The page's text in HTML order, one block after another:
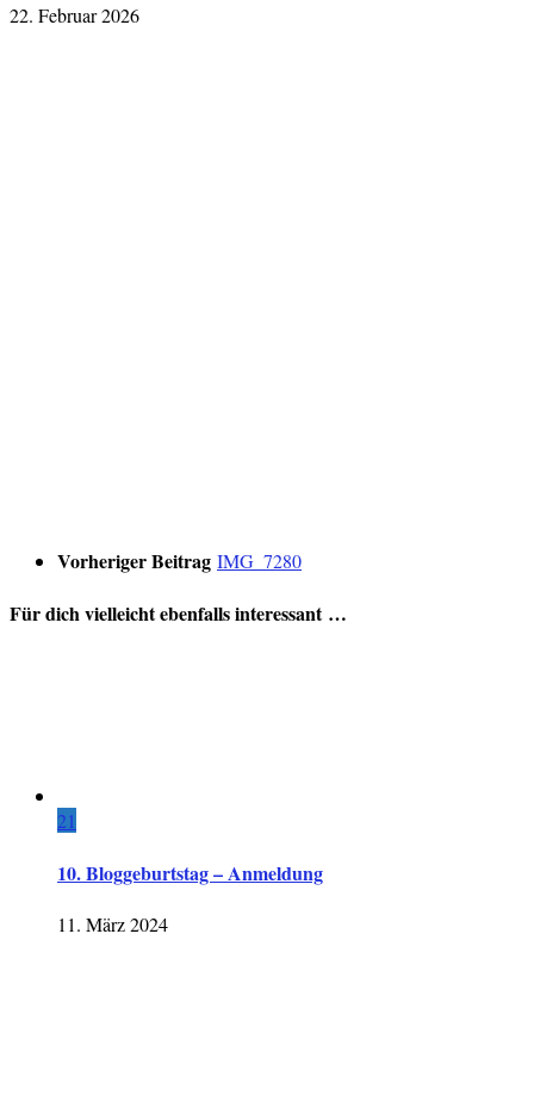
22. Februar 2026
Vorheriger Beitrag IMG_7280
Für dich vielleicht ebenfalls interessant …
21
10. Bloggeburtstag – Anmeldung
11. März 2024